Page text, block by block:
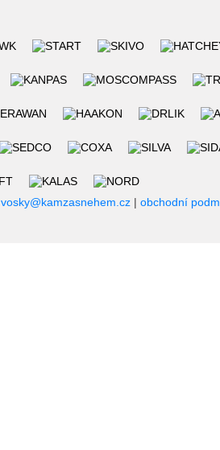
vosky@kamzasnehem.cz | obchodní